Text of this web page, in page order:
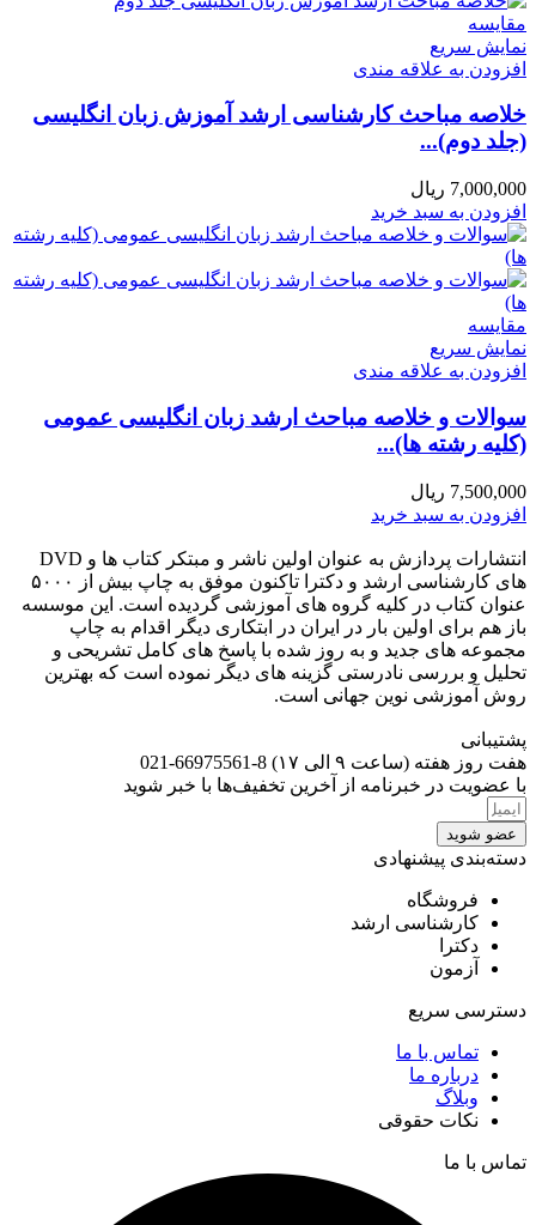
مقايسه
نمایش سریع
افزودن به علاقه مندی
خلاصه مباحث کارشناسی ارشد آموزش زبان انگلیسی
(جلد دوم)...
7,000,000 ریال
افزودن به سبد خرید
مقايسه
نمایش سریع
افزودن به علاقه مندی
سوالات و خلاصه مباحث ارشد زبان انگلیسی عمومی
(کلیه رشته ها)...
7,500,000 ریال
افزودن به سبد خرید
انتشارات پردازش به عنوان اولین ناشر و مبتکر کتاب ها و DVD
های کارشناسی ارشد و دکترا تاکنون موفق به چاپ بیش از ۵۰۰۰
عنوان کتاب در کلیه گروه های آموزشی گردیده است. این موسسه
باز هم برای اولین بار در ایران در ابتکاری دیگر اقدام به چاپ
مجموعه های جدید و به روز شده با پاسخ های کامل تشریحی و
تحلیل و بررسی نادرستی گزینه های دیگر نموده است که بهترین
روش آموزشی نوین جهانی است.
پشتیبانی
هفت روز هفته (ساعت ۹ الی ۱۷) 8-66975561-021
با عضویت در خبرنامه از آخرین تخفیف‌ها با خبر شوید
عضو شوید
دسته‌بندی پیشنهادی
فروشگاه
کارشناسی ارشد
دکترا
آزمون
دسترسی سریع
تماس با ما
درباره ما
وبلاگ
نکات حقوقی
تماس با ما